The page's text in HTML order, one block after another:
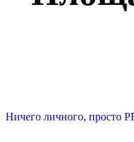
Ничего личного, просто